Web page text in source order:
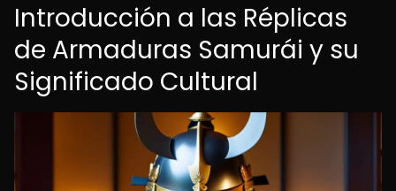
Introducción a las Réplicas
de Armaduras Samurái y su
Significado Cultural